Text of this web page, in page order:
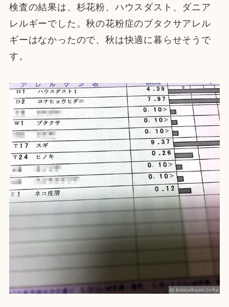
検査の結果は、杉花粉、ハウスダスト、ダニア
レルギーでした。秋の花粉症のブタクサアレル
ギーはなかったので、秋は快適に暮らせそうで
す。